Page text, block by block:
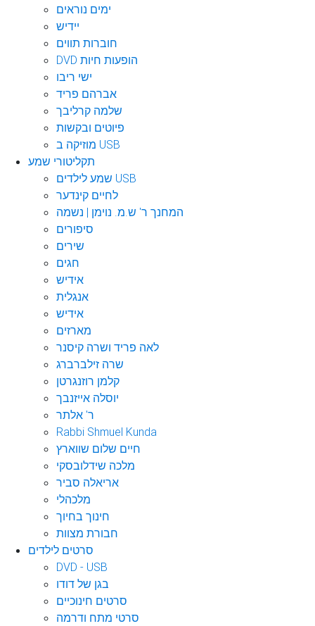
ימים נוראים
יידיש
חוברות תווים
DVD הופעות חיות
ישי ריבו
אברהם פריד
שלמה קרליבך
פיוטים ובקשות
מוזיקה ב USB
תקליטורי שמע
שמע לילדים USB
לחיים קינדער
המחנך ר' ש.מ. נוימן | נשמה
סיפורים
שירים
חגים
אידיש
אנגלית
אידיש
מארזים
לאה פריד ושרה קיסנר
שרה זילברברג
קלמן רוזנגרטן
יוסלה אייזנבך
ר' אלתר
Rabbi Shmuel Kunda
חיים שלום שווארץ
מלכה שידלובסקי
אריאלה סביר
מלכהלי
חינוך בחיוך
חבורת מצוות
סרטים לילדים
DVD - USB
בגן של דודו
סרטים חינוכיים
סרטי מתח ודרמה